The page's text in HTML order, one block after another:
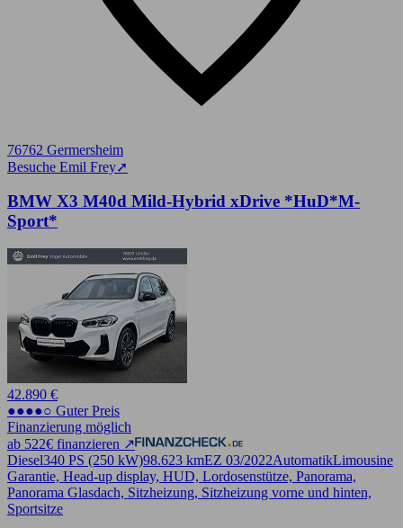
76762 Germersheim
Besuche Emil Frey➚
BMW X3 M40d Mild-Hybrid xDrive *HuD*M-
Sport*
42.890 €
●●●●○ Guter Preis
Finanzierung möglich
ab 522€ finanzieren ↗
Diesel340 PS (250 kW)98.623 kmEZ 03/2022AutomatikLimousine
Garantie, Head-up display, HUD, Lordosenstütze, Panorama,
Panorama Glasdach, Sitzheizung, Sitzheizung vorne und hinten,
Sportsitze